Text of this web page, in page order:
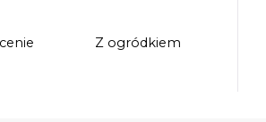
Z ogródkiem